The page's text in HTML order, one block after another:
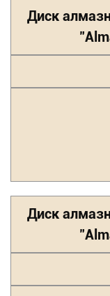
Диск
Диск